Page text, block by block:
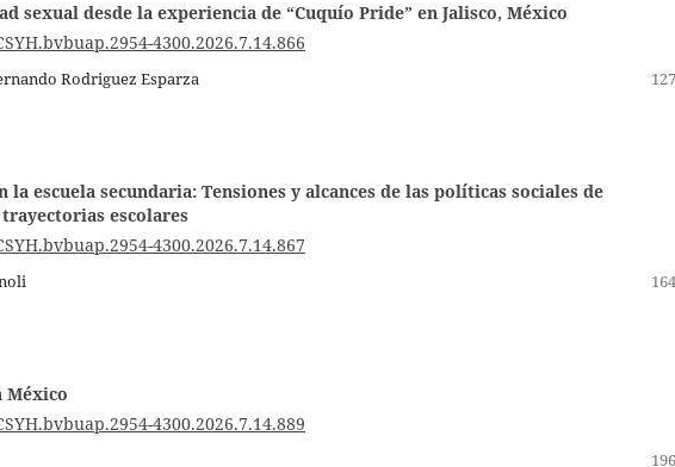
sexual desde la experiencia de “Cuquío Pride” en Jalisco, México
4300.2026.7.14.866
Rodriguez Esparza
la escuela secundaria: Tensiones y alcances de las políticas sociales de
escolares
4300.2026.7.14.867
México
4300.2026.7.14.889